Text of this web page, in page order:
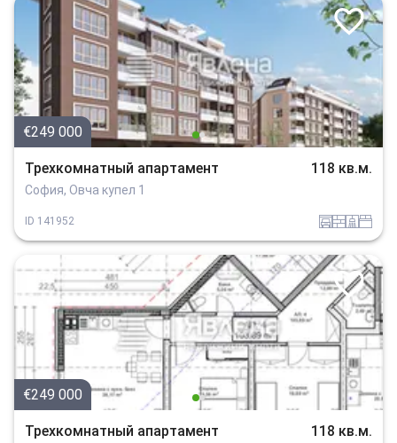
€249 000
Трехкомнатный апартамент 118 кв.м.
София, Овча купел 1
ID 141952 garajtuhla sanitarno_pomeshtenie spalnia
€249 000
Трехкомнатный апартамент 118 кв.м.